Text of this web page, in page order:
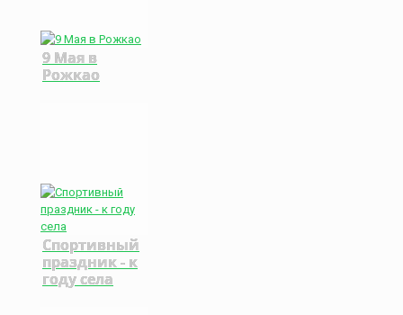
9 Мая в
Рожкао
Спортивный
праздник - к
году села